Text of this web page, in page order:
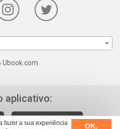
fazer a sua experiência
OK,
aplicativo: